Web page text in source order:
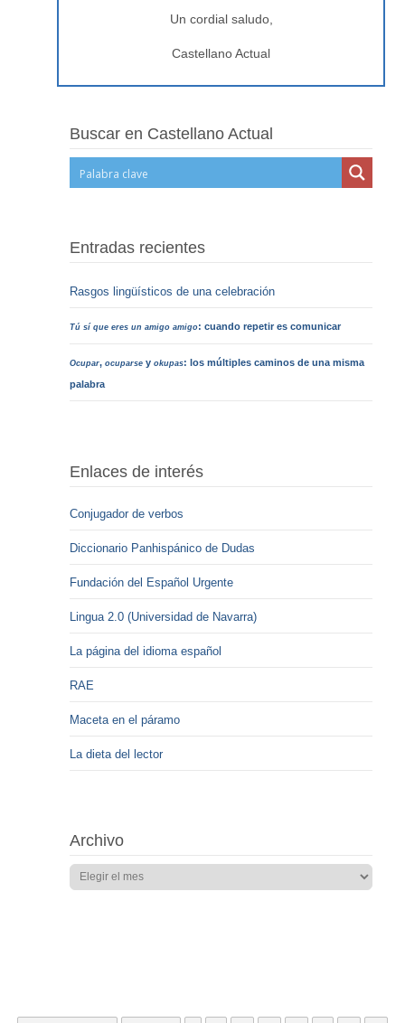
Un cordial saludo,
Castellano Actual
Buscar en Castellano Actual
Entradas recientes
Rasgos lingüísticos de una celebración
Tú sí que eres un amigo amigo: cuando repetir es comunicar
Ocupar,ocuparse yokupas: los múltiples caminos de una misma
palabra
Enlaces de interés
Conjugador de verbos
Diccionario Panhispánico de Dudas
Fundación del Español Urgente
Lingua 2.0 (Universidad de Navarra)
La página del idioma español
RAE
Maceta en el páramo
La dieta del lector
Archivo